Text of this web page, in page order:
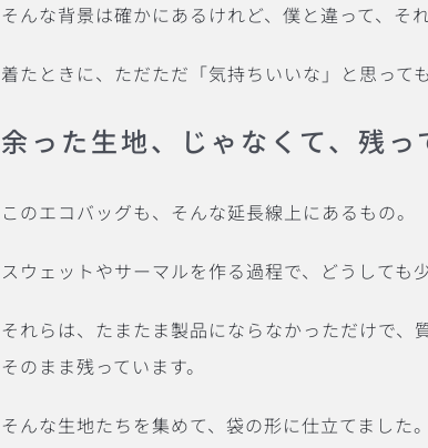
そんな背景は確かにあるけれど、僕と違って、そ
着たときに、ただただ「気持ちいいな」と思って
余った生地、じゃなくて、残っ
このエコバッグも、そんな延長線上にあるもの。
スウェットやサーマルを作る過程で、どうしても
それらは、たまたま製品にならなかっただけで、
そのまま残っています。
そんな生地たちを集めて、袋の形に仕立てました。